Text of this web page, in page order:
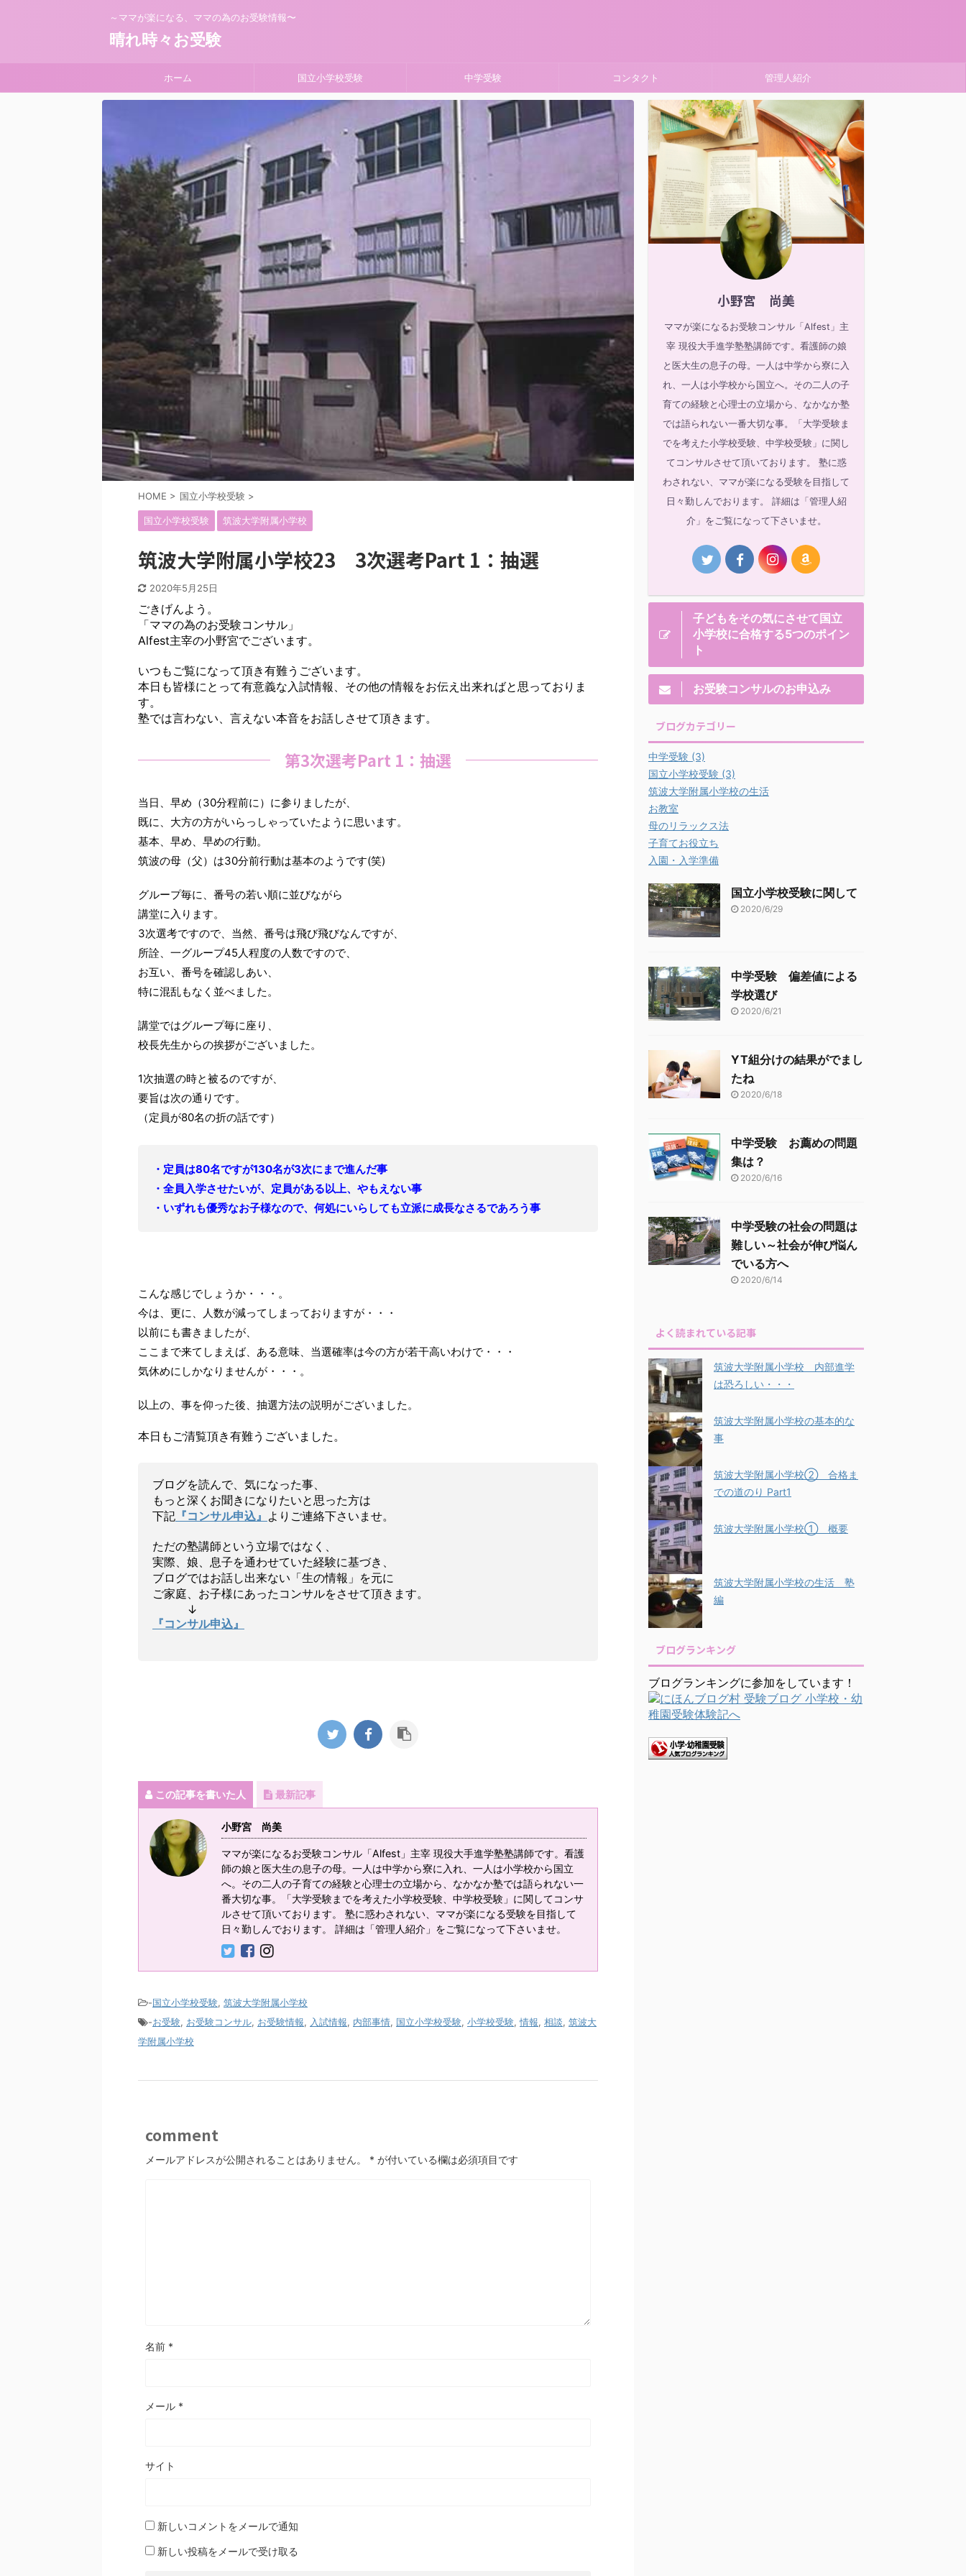
～ママが楽になる、ママの為のお受験情報〜
晴れ時々お受験
ホーム 国立小学校受験 中学受験 コンタクト 管理人紹介
HOME > 国立小学校受験 >
国立小学校受験 筑波大学附属小学校
筑波大学附属小学校23 3次選考Part 1：抽選
2020年5月25日
ごきげんよう。
「ママの為のお受験コンサル」
Alfest主宰の小野宮でございます。
いつもご覧になって頂き有難うございます。
本日も皆様にとって有意義な入試情報、その他の情報をお伝え出来ればと思っておりま
す。
塾では言わない、言えない本音をお話しさせて頂きます。
第3次選考Part 1：抽選
当日、早め（30分程前に）に参りましたが、
既に、大方の方がいらっしゃっていたように思います。
基本、早め、早めの行動。
筑波の母（父）は30分前行動は基本のようです(笑)
グループ毎に、番号の若い順に並びながら
講堂に入ります。
3次選考ですので、当然、番号は飛び飛びなんですが、
所詮、一グループ45人程度の人数ですので、
お互い、番号を確認しあい、
特に混乱もなく並べました。
講堂ではグループ毎に座り、
校長先生からの挨拶がございました。
1次抽選の時と被るのですが、
要旨は次の通りです。
（定員が80名の折の話です）
・定員は80名ですが130名が3次にまで進んだ事
・全員入学させたいが、定員がある以上、やもえない事
・いずれも優秀なお子様なので、何処にいらしても立派に成長なさるであろう事
こんな感じでしょうか・・・。
今は、更に、人数が減ってしまっておりますが・・・
以前にも書きましたが、
ここまで来てしまえば、ある意味、当選確率は今の方が若干高いわけで・・・
気休めにしかなりませんが・・・。
以上の、事を仰った後、抽選方法の説明がございました。
本日もご清覧頂き有難うございました。
ブログを読んで、気になった事、
もっと深くお聞きになりたいと思った方は
下記 『コンサル申込』 よりご連絡下さいませ。
ただの塾講師という立場ではなく、
実際、娘、息子を通わせていた経験に基づき、
ブログではお話し出来ない「生の情報」を元に
ご家庭、お子様にあったコンサルをさせて頂きます。
↓
『コンサル申込』
この記事を書いた人 最新記事
小野宮 尚美
ママが楽になるお受験コンサル「Alfest」主宰 現役大手進学塾塾講師です。看護
師の娘と医大生の息子の母。一人は中学から寮に入れ、一人は小学校から国立
へ。その二人の子育ての経験と心理士の立場から、なかなか塾では語られない一
番大切な事。「大学受験までを考えた小学校受験、中学校受験」に関してコンサ
ルさせて頂いております。 塾に惑わされない、ママが楽になる受験を目指して
日々勤しんでおります。 詳細は「管理人紹介」をご覧になって下さいませ。
-国立小学校受験, 筑波大学附属小学校
-お受験, お受験コンサル, お受験情報, 入試情報, 内部事情, 国立小学校受験, 小学校受験, 情報, 相談, 筑波大
学附属小学校
comment
メールアドレスが公開されることはありません。 * が付いている欄は必須項目です
名前 *
メール *
サイト
新しいコメントをメールで通知
新しい投稿をメールで受け取る
小野宮 尚美
ママが楽になるお受験コンサル「Alfest」主
宰 現役大手進学塾塾講師です。看護師の娘
と医大生の息子の母。一人は中学から寮に入
れ、一人は小学校から国立へ。その二人の子
育ての経験と心理士の立場から、なかなか塾
では語られない一番大切な事。「大学受験ま
でを考えた小学校受験、中学校受験」に関し
てコンサルさせて頂いております。 塾に惑
わされない、ママが楽になる受験を目指して
日々勤しんでおります。 詳細は「管理人紹
介」をご覧になって下さいませ。
子どもをその気にさせて国立
小学校に合格する5つのポイン
ト
お受験コンサルのお申込み
ブログカテゴリー
中学受験 (3)
国立小学校受験 (3)
筑波大学附属小学校の生活
お教室
母のリラックス法
子育てお役立ち
入園・入学準備
国立小学校受験に関して
2020/6/29
中学受験 偏差値による
学校選び
2020/6/21
YT組分けの結果がでまし
たね
2020/6/18
中学受験 お薦めの問題
集は？
2020/6/16
中学受験の社会の問題は
難しい～社会が伸び悩ん
でいる方へ
2020/6/14
よく読まれている記事
筑波大学附属小学校 内部進学
は恐ろしい・・・
筑波大学附属小学校の基本的な
事
筑波大学附属小学校② 合格ま
での道のり Part1
筑波大学附属小学校① 概要
筑波大学附属小学校の生活 塾
編
ブログランキング
ブログランキングに参加をしています！